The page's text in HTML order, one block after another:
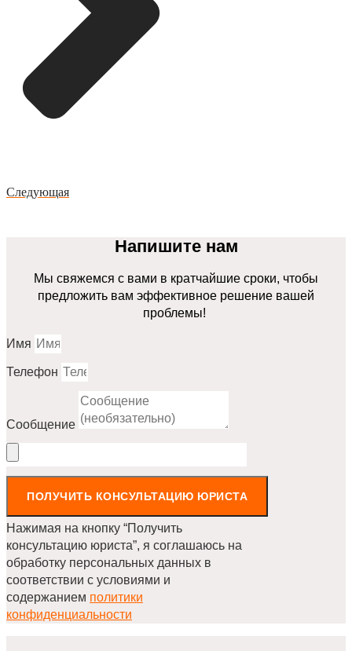
Следующая
Напишите нам
Мы свяжемся с вами в кратчайшие сроки, чтобы
предложить вам эффективное решение вашей
проблемы!
Имя
Телефон
Сообщение
ПОЛУЧИТЬ КОНСУЛЬТАЦИЮ ЮРИСТА
Нажимая на кнопку “Получить
консультацию юриста”, я соглашаюсь на
обработку персональных данных в
соответствии с условиями и
содержанием политики
конфиденциальности